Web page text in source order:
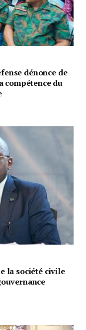
dénonce de
compétence du
la société civile